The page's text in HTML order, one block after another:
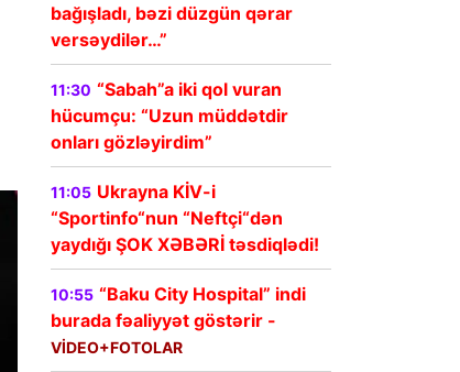
bağışladı, bəzi düzgün qərar
versəydilər…”
11:30 “Sabah”a iki qol vuran
hücumçu: “Uzun müddətdir
onları gözləyirdim”
11:05 Ukrayna KİV-i
“Sportinfo“nun “Neftçi“dən
yaydığı ŞOK XƏBƏRİ təsdiqlədi!
10:55 “Baku City Hospital” indi
burada fəaliyyət göstərir -
VİDEO+FOTOLAR